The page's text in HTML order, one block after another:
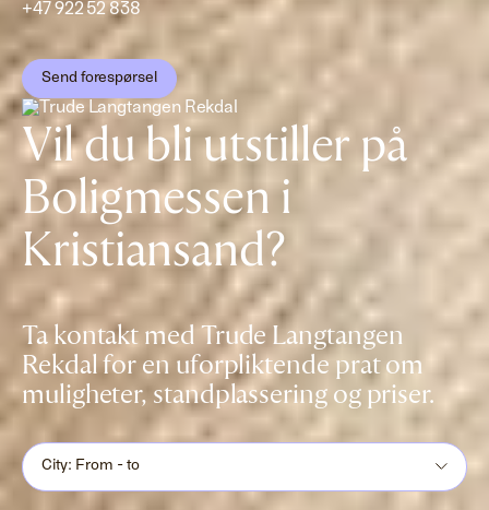
+47 922 52 838
Send forespørsel
Vil du bli utstiller på
Boligmessen i
Kristiansand?
Ta kontakt med Trude Langtangen
Rekdal for en uforpliktende prat om
muligheter, standplassering og priser.
City: From - to